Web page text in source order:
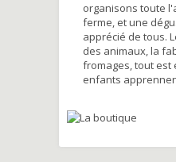
organisons toute
ferme, et une
apprécié de tous.
des animaux, la
fromages, tout est
enfants